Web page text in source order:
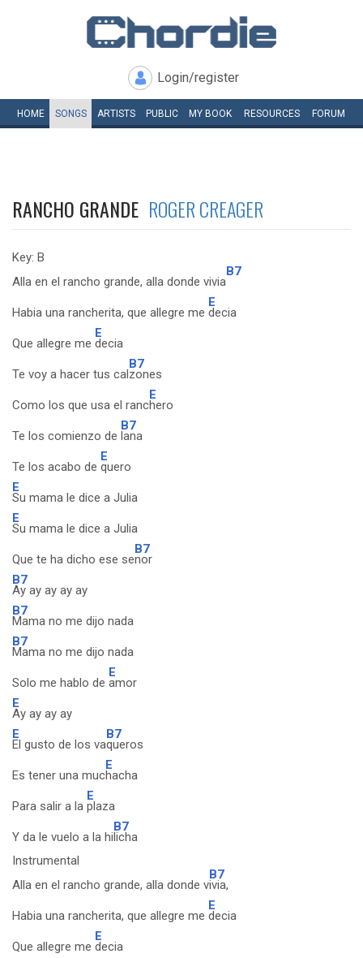
Login/register
HOME SONGS ARTISTS PUBLIC MY BOOK RESOURCES FORUM
RANCHO GRANDE ROGER CREAGER
Key: B
Alla en el rancho grande, alla donde vivia
B7
Habia una rancherita, que allegre me
E
decia
Que allegre me
E
decia
Te voy a hacer tus cal
B7
zones
Como los que usa el ranc
E
hero
Te los comienzo de
B7
lana
Te los acabo de
E
quero
E
Su mama le dice a Julia
E
Su mama le dice a Julia
Que te ha dicho ese se
B7
nor
B7
Ay ay ay ay ay
B7
Mama no me dijo nada
B7
Mama no me dijo nada
Solo me hablo de
E
amor
E
Ay ay ay ay
E
El gusto de los va
B7
queros
Es tener una muc
E
hacha
Para salir a la
E
plaza
Y da le vuelo a la hi
B7
licha
Instrumental
Alla en el rancho grande, alla donde v
B7
ivia,
Habia una rancherita, que allegre me
E
decia
Que allegre me
E
decia